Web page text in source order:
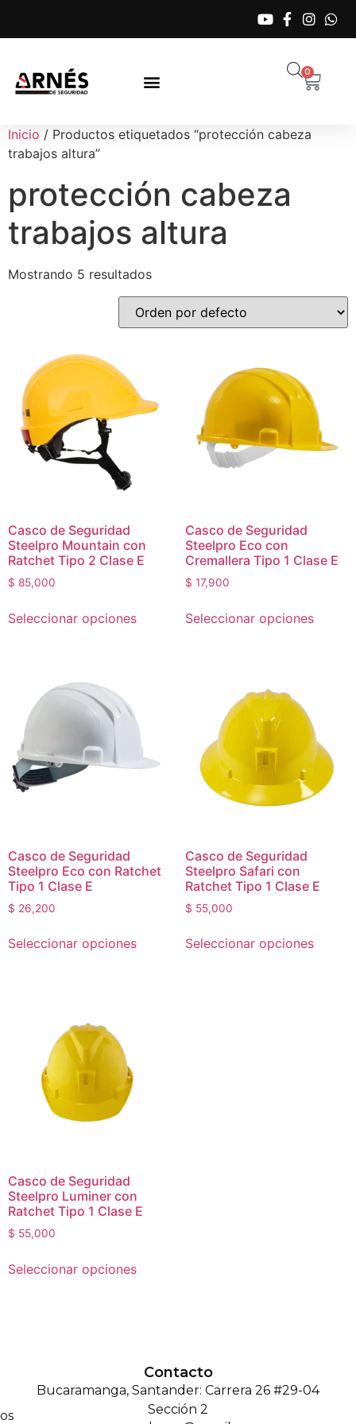
0
Inicio / Productos etiquetados “protección cabeza
trabajos altura”
protección cabeza
trabajos altura
Mostrando 5 resultados
Casco de Seguridad
Steelpro Mountain con
Ratchet Tipo 2 Clase E
$ 85,000
Seleccionar opciones
Casco de Seguridad
Steelpro Eco con
Cremallera Tipo 1 Clase E
$ 17,900
Seleccionar opciones
Casco de Seguridad
Steelpro Eco con Ratchet
Tipo 1 Clase E
$ 26,200
Seleccionar opciones
Casco de Seguridad
Steelpro Safari con
Ratchet Tipo 1 Clase E
$ 55,000
Seleccionar opciones
Casco de Seguridad
Steelpro Luminer con
Ratchet Tipo 1 Clase E
$ 55,000
Seleccionar opciones
Contacto
Bucaramanga, Santander: Carrera 26 #29-04
Sección 2